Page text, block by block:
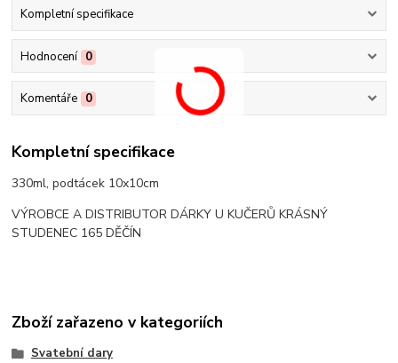
Kompletní specifikace
Hodnocení 0
Komentáře 0
Kompletní specifikace
330ml, podtácek 10x10cm
VÝROBCE A DISTRIBUTOR DÁRKY U KUČERŮ KRÁSNÝ
STUDENEC 165 DĚČÍN
Zboží zařazeno v kategoriích
Svatební dary